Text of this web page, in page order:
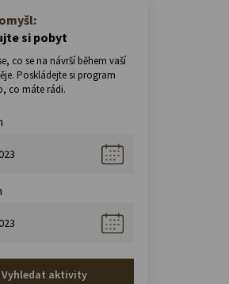
si pobyt
co se na návrší během vaší
Poskládejte si program
co máte rádi.
Vyhledat aktivity